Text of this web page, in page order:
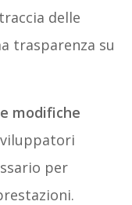
delle
trasparenza su
modifiche
per